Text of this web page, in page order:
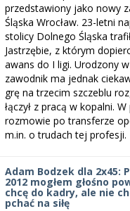
przedstawiony jako nowy
Śląska Wrocław. 23-letni
stolicy Dolnego Śląska
Jastrzębie, z którym
awans do I ligi. Urodzony
zawodnik ma jednak
grę na trzecim szczeblu
łączył z pracą w kopalni.
rozmowie po transferze
m.in. o trudach tej profesji.
Adam Bodzek dla 2x45:
2012 mogłem głośno
chcę do kadry, ale nie
pchać na siłę